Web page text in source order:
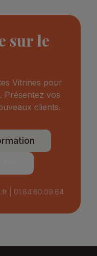
sur le
Vitrines pour
Présentez vos
clients.
| 01.84.60.09.64